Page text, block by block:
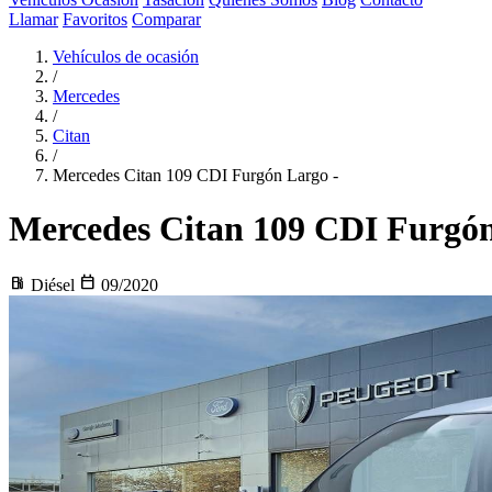
Llamar Favoritos Comparar
Vehículos de ocasión
/
Mercedes
/
Citan
/
Mercedes Citan 109 CDI Furgón Largo -
Mercedes Citan 109 CDI
local_gas_station Diésel calendar_today 09/2020